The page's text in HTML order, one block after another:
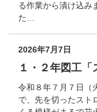
る作業から漬け込み
た…
2026年7月7日
１・２年図工「
令和８年７月７日（
で、先を切ったスト